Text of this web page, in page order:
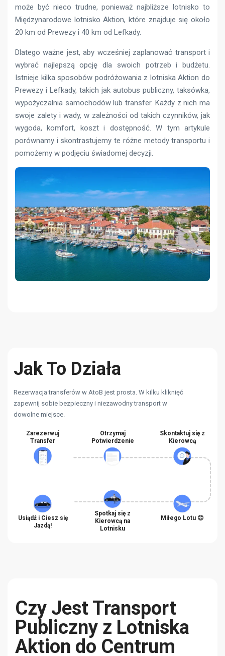
może być nieco trudne, ponieważ najbliższe lotnisko to
Międzynarodowe lotnisko Aktion, które znajduje się około
20 km od Prewezy i 40 km od Lefkady.
Dlatego ważne jest, aby wcześniej zaplanować transport i
wybrać najlepszą opcję dla swoich potrzeb i budżetu.
Istnieje kilka sposobów podróżowania z lotniska Aktion do
Prewezy i Lefkady, takich jak autobus publiczny, taksówka,
wypożyczalnia samochodów lub transfer. Każdy z nich ma
swoje zalety i wady, w zależności od takich czynników, jak
wygoda, komfort, koszt i dostępność. W tym artykule
porównamy i skontrastujemy te różne metody transportu i
pomożemy w podjęciu świadomej decyzji.
Jak To Działa
Rezerwacja transferów w AtoB jest prosta. W kilku kliknięć
zapewnij sobie bezpieczny i niezawodny transport w
dowolne miejsce.
Zarezerwuj
Transfer
Otrzymaj
Potwierdzenie
Skontaktuj się z
Kierowcą
Usiądź i Ciesz się
Jazdą!
Spotkaj się z
Kierowcą na
Lotnisku
Miłego Lotu 😊
Czy Jest Transport
Publiczny z Lotniska
Aktion do Centrum